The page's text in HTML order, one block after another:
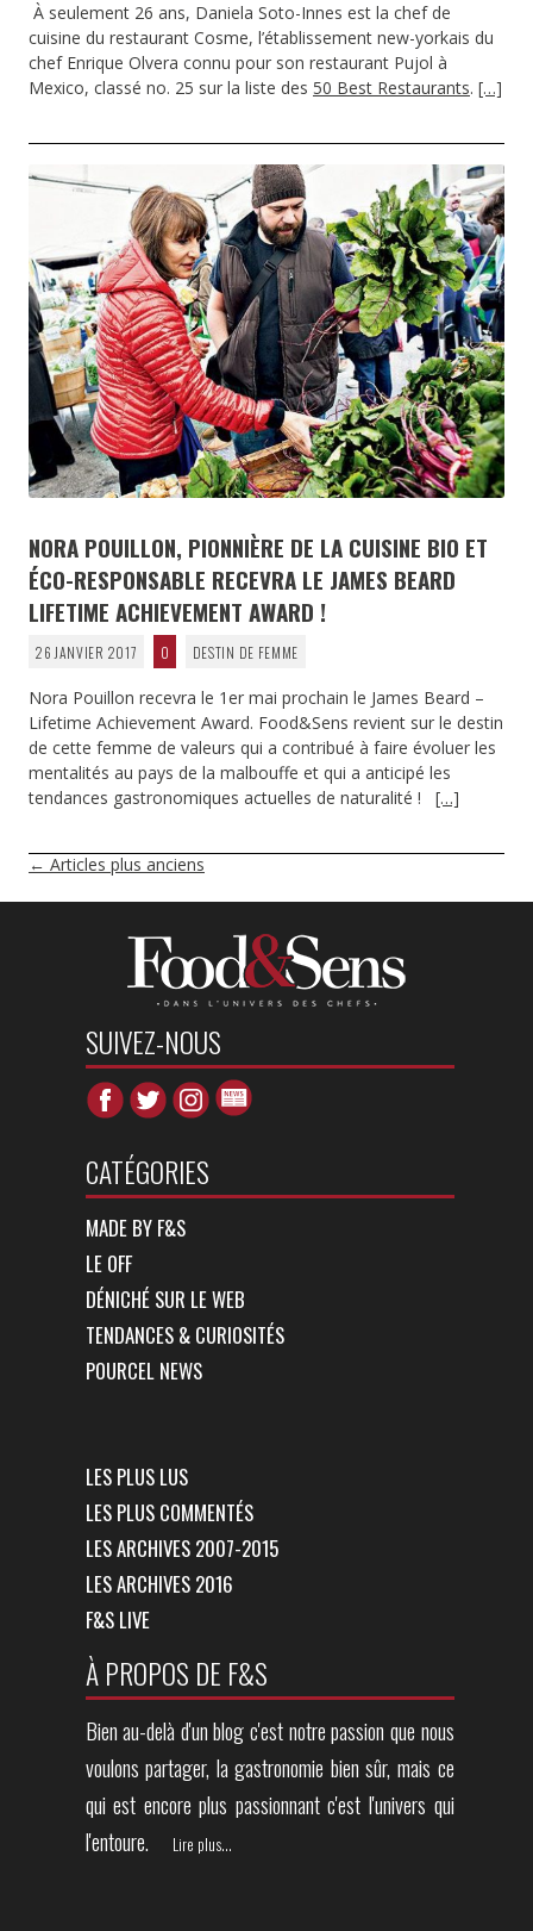
À seulement 26 ans, Daniela Soto-Innes est la chef de
cuisine du restaurant Cosme, l’établissement new-yorkais du
chef Enrique Olvera connu pour son restaurant Pujol à
Mexico, classé no. 25 sur la liste des 50 Best Restaurants. […]
NORA POUILLON, PIONNIÈRE DE LA CUISINE BIO ET
ÉCO-RESPONSABLE RECEVRA LE JAMES BEARD
LIFETIME ACHIEVEMENT AWARD !
26 JANVIER 2017 0 DESTIN DE FEMME
Nora Pouillon recevra le 1er mai prochain le James Beard –
Lifetime Achievement Award. Food&Sens revient sur le destin
de cette femme de valeurs qui a contribué à faire évoluer les
mentalités au pays de la malbouffe et qui a anticipé les
tendances gastronomiques actuelles de naturalité ! […]
NAVIGATION
DES
← Articles plus anciens
SUIVEZ-NOUS
CATÉGORIES
MADE BY F&S
LE OFF
DÉNICHÉ SUR LE WEB
TENDANCES & CURIOSITÉS
POURCEL NEWS
LES PLUS LUS
LES PLUS COMMENTÉS
LES ARCHIVES 2007-2015
LES ARCHIVES 2016
F&S LIVE
À PROPOS DE F&S
Bien au-delà d'un blog c'est notre passion que nous
voulons partager, la gastronomie bien sûr, mais ce
qui est encore plus passionnant c'est l'univers qui
l'entoure.
Lire plus...